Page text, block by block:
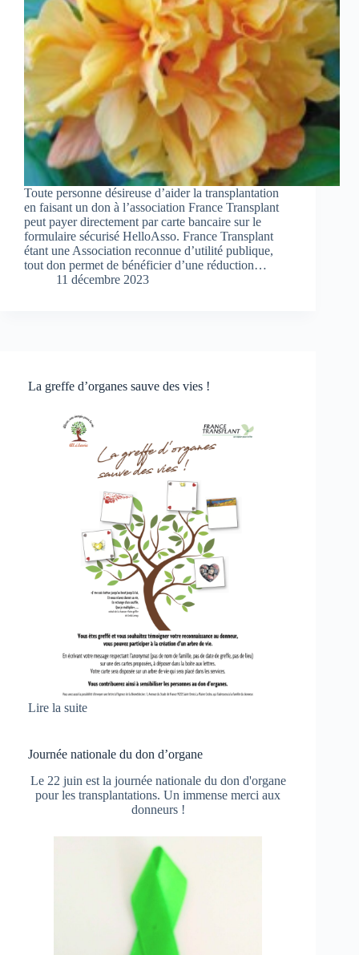
Toute personne désireuse d’aider la transplantation
en faisant un don à l’association France Transplant
peut payer directement par carte bancaire sur le
formulaire sécurisé HelloAsso. France Transplant
étant une Association reconnue d’utilité publique,
tout don permet de bénéficier d’une réduction…
11 décembre 2023
La greffe d’organes sauve des vies !
Lire la suite
Journée nationale du don d’organe
Le 22 juin est la journée nationale du don d'organe
pour les transplantations. Un immense merci aux
donneurs !